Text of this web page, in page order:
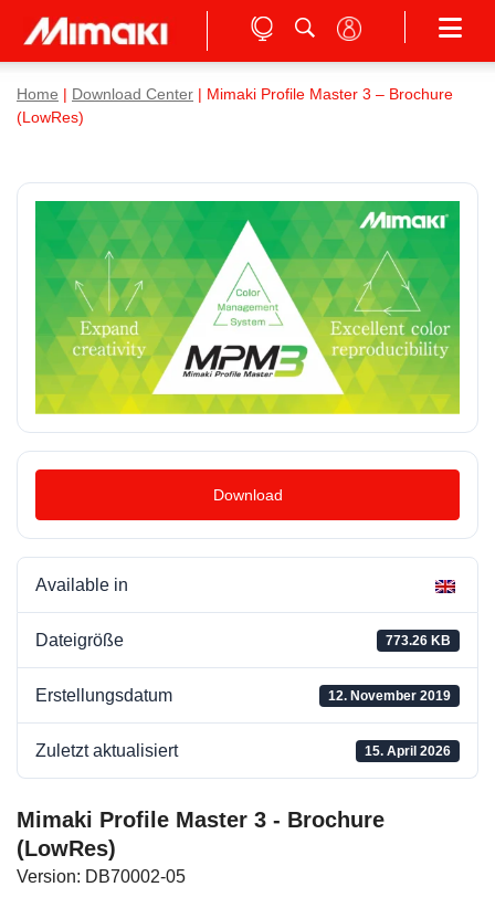
Home Download Center | Mimaki Profile Master 3 – Brochure
(LowRes)
Download
Available in
Dateigröße 773.26 KB
Erstellungsdatum 12. November 2019
Zuletzt aktualisiert 15. April 2026
Mimaki Profile Master 3 - Brochure
(LowRes)
Version: DB70002-05